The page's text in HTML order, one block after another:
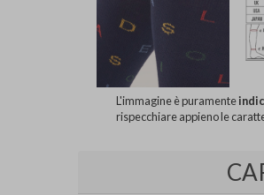
L'immagine è puramente
rispecchiare appieno le